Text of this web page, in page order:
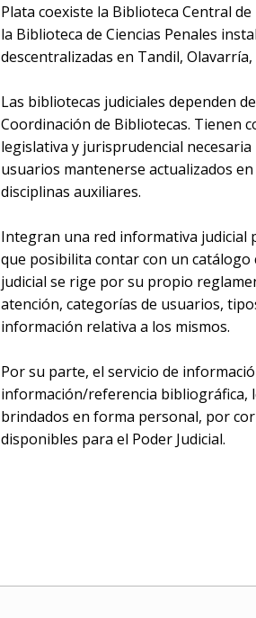
Plata coexiste la Biblioteca Central
la Biblioteca de Ciencias Penales
descentralizadas en Tandil,
Las bibliotecas judiciales dependen
Coordinación de Bibliotecas. Tienen
legislativa y jurisprudencial
usuarios mantenerse actualizados
disciplinas auxiliares.
Integran una red informativa judicial
que posibilita contar con un catálogo
judicial se rige por su propio
atención, categorías de usuarios,
información relativa a los mismos.
Por su parte, el servicio de
información/referencia bibliográfica,
brindados en forma personal, por
disponibles para el Poder Judicial.